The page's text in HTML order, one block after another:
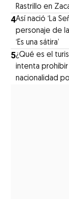
Rastrillo en
4⁠Así nació ‘La
personaje de
‘Es una sátira’
5¿Qué es el
intenta prohibir
nacionalidad